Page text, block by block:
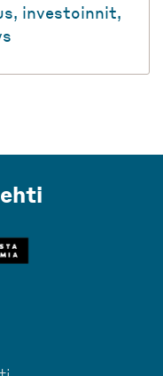
, investoinnit,